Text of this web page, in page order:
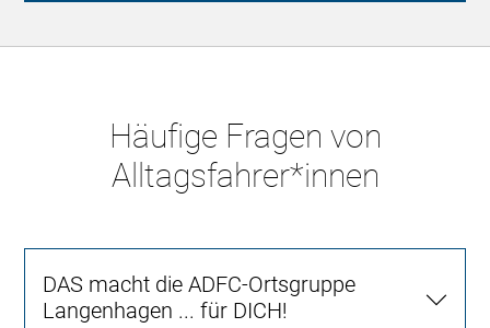
Häufige Fragen von
Alltagsfahrer*innen
DAS macht die ADFC-Ortsgruppe
Langenhagen ... für DICH!